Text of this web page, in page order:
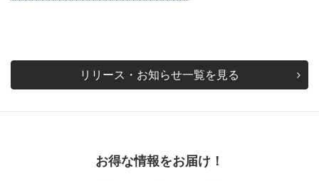
リリース・お知らせ一覧を見る
お得な情報をお届け！